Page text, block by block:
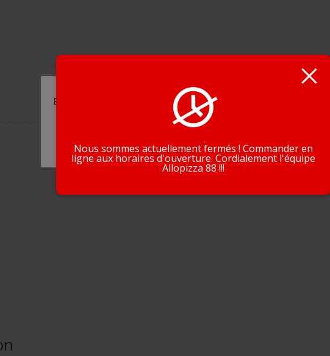
En poursuivant la navigation, vous acceptez que nous utilisions
cookies pour tracer votre navigation et vos préférences.
Nous sommes actuellement fermés ! Commander en
ligne aux horaires d'ouverture. Cordialement l'équipe
Allopizza 88 !!!